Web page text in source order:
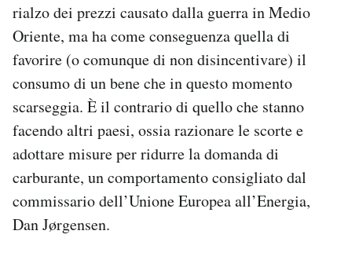
rialzo dei prezzi causato dalla guerra in Medio
Oriente, ma ha come conseguenza quella di
favorire (o comunque di non disincentivare) il
consumo di un bene che in questo momento
scarseggia. È il contrario di quello che stanno
facendo altri paesi, ossia razionare le scorte e
adottare misure per ridurre la domanda di
carburante, un comportamento consigliato dal
commissario dell’Unione Europea all’Energia,
Dan Jørgensen.